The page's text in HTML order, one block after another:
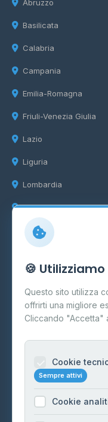
Abruzzo
Basilicata
Calabria
Campania
Emilia-Romagna
Friuli-Venezia Giulia
Lazio
Liguria
Lombardia
Marche
Info
Cos'è il GPL
FAQ
Contatti
Informazioni legali
Cookie Policy
🍪
Questo sito utilizza
offrirti una migliore
Cliccando "Accetta"
Cookie
Sempre attivi
Cookie